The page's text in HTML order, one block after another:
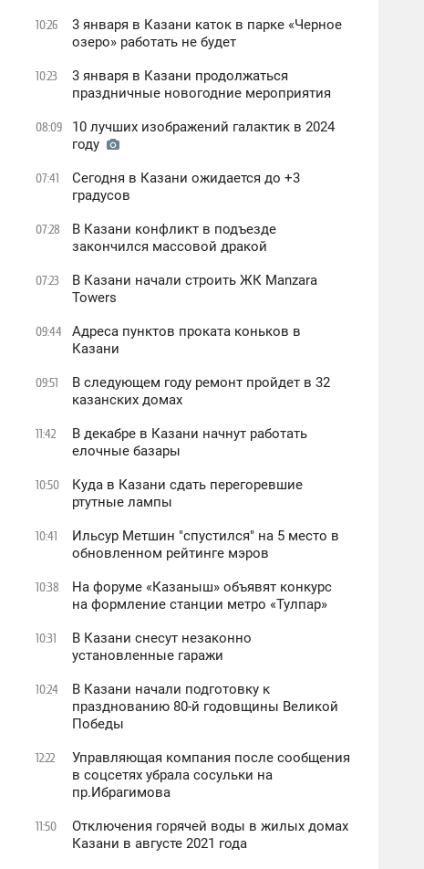
10:26
3 января в Казани каток в парке «Черное
oзеро» работать не будет
10:23
3 января в Казани продолжаться
праздничные новогодние мероприятия
08:09
10 лучших изображений галактик в 2024
году
07:41
Сегодня в Казани ожидается до +3
градусов
07:28
В Казани конфликт в подъезде
закончился массовой дракой
07:23
В Казани начали строить ЖК Manzara
Towers
09:44
Адреса пунктов проката коньков в
Казани
09:51
В следующем году ремонт пройдет в 32
казанских домах
11:42
В декабре в Казани начнут работать
елочные базары
10:50
Куда в Казани сдать перегоревшие
ртутные лампы
10:41
Ильсур Метшин "спустился" на 5 место в
обновленном рейтинге мэров
10:38
На форуме «Казаныш» объявят конкурс
на формление станции метро «Тулпар»
10:31
В Казани снесут незаконно
установленные гаражи
10:24
В Казани начали подготовку к
празднованию 80-й годовщины Великой
Победы
12:22
Управляющая компания после сообщения
в соцсетях убрала сосульки на
пр.Ибрагимова
11:50
Отключения горячей воды в жилых домах
Казани в августе 2021 года